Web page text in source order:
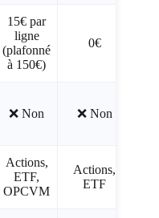
15€ par
ligne
(plafonné
à 150€)
0€
❌ Non ❌ Non
Actions,
ETF,
OPCVM
Actions,
ETF